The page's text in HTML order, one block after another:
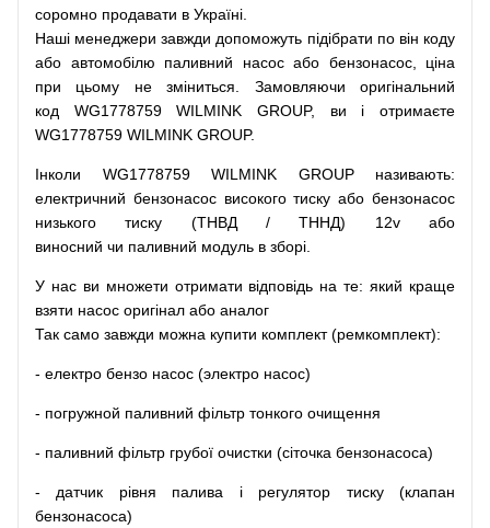
соромно продавати в Україні.
Наші менеджери завжди допоможуть підібрати по він коду
або автомобілю паливний насос або бензонасос,
ціна
при
цьому не зміниться Замовляючи
оригінальний
код WG1778759 WILMINK GROUP, ви і отримаєте
WG1778759 WILMINK GROUP.
Інколи WG1778759 WILMINK GROUP називають:
електричний бензонасос високого тиску або бензонасос
низького
тиску (ТНВД / ТННД) 12v
або
виносний чи паливний модуль в зборі
У нас ви множети отримати відповідь на те: який краще
взяти насос оригінал або аналог
Так само завжди можна купити комплект (ремкомплект):
- електро бензо насос (электро насос)
- погружной паливний фільтр тонкого очищення
- паливний фільтр грубої очистки (сіточка бензонасоса)
- датчик рівня палива і регулятор тиску (клапан
бензонасоса)